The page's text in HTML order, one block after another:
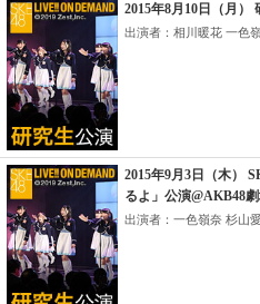
2015年8月10日（月）
出演者：相川暖花 一色
2015年9月3日（木）
るよ」公演@AKB48
出演者：一色嶺奈 杉山